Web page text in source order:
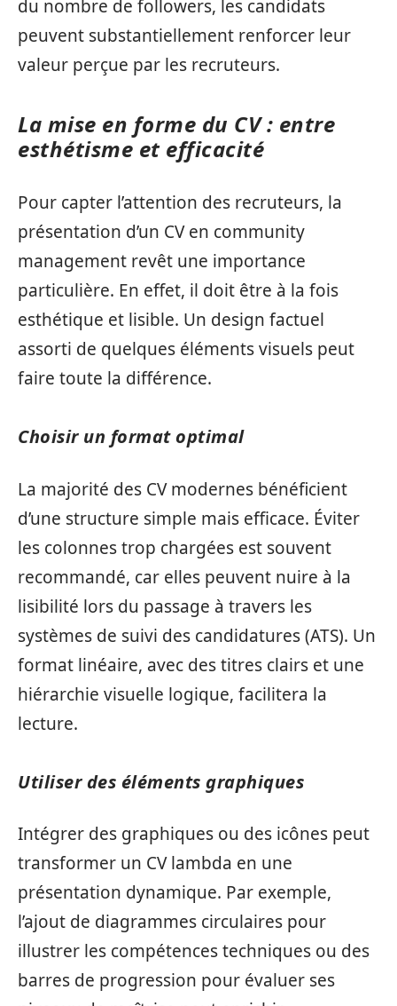
du nombre de followers, les candidats
peuvent substantiellement renforcer leur
valeur perçue par les recruteurs.
La mise en forme du CV : entre
esthétisme et efficacité
Pour capter l’attention des recruteurs, la
présentation d’un CV en community
management revêt une importance
particulière. En effet, il doit être à la fois
esthétique et lisible. Un design factuel
assorti de quelques éléments visuels peut
faire toute la différence.
Choisir un format optimal
La majorité des CV modernes bénéficient
d’une structure simple mais efficace. Éviter
les colonnes trop chargées est souvent
recommandé, car elles peuvent nuire à la
lisibilité lors du passage à travers les
systèmes de suivi des candidatures (ATS). Un
format linéaire, avec des titres clairs et une
hiérarchie visuelle logique, facilitera la
lecture.
Utiliser des éléments graphiques
Intégrer des graphiques ou des icônes peut
transformer un CV lambda en une
présentation dynamique. Par exemple,
l’ajout de diagrammes circulaires pour
illustrer les compétences techniques ou des
barres de progression pour évaluer ses